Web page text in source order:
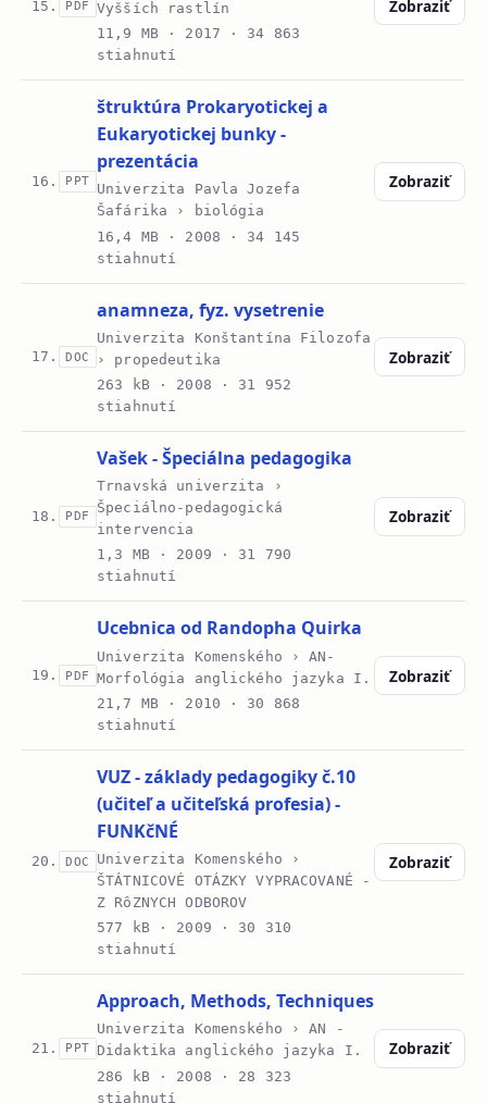
15. PDF
Vyšších rastlín
11,9 MB · 2017 · 34 863
stiahnutí
Zobraziť
16. PPT
štruktúra Prokaryotickej a
Eukaryotickej bunky -
prezentácia
Univerzita Pavla Jozefa
Šafárika › biológia
16,4 MB · 2008 · 34 145
stiahnutí
Zobraziť
17. DOC
anamneza, fyz. vysetrenie
Univerzita Konštantína Filozofa
› propedeutika
263 kB · 2008 · 31 952
stiahnutí
Zobraziť
18. PDF
Vašek - Špeciálna pedagogika
Trnavská univerzita ›
Špeciálno-pedagogická
intervencia
1,3 MB · 2009 · 31 790
stiahnutí
Zobraziť
19. PDF
Ucebnica od Randopha Quirka
Univerzita Komenského › AN-
Morfológia anglického jazyka I.
21,7 MB · 2010 · 30 868
stiahnutí
Zobraziť
20. DOC
VUZ - základy pedagogiky č.10
(učiteľ a učiteľská profesia) -
FUNKčNÉ
Univerzita Komenského ›
ŠTÁTNICOVÉ OTÁZKY VYPRACOVANÉ -
Z RôZNYCH ODBOROV
577 kB · 2009 · 30 310
stiahnutí
Zobraziť
21. PPT
Approach, Methods, Techniques
Univerzita Komenského › AN -
Didaktika anglického jazyka I.
286 kB · 2008 · 28 323
stiahnutí
Zobraziť